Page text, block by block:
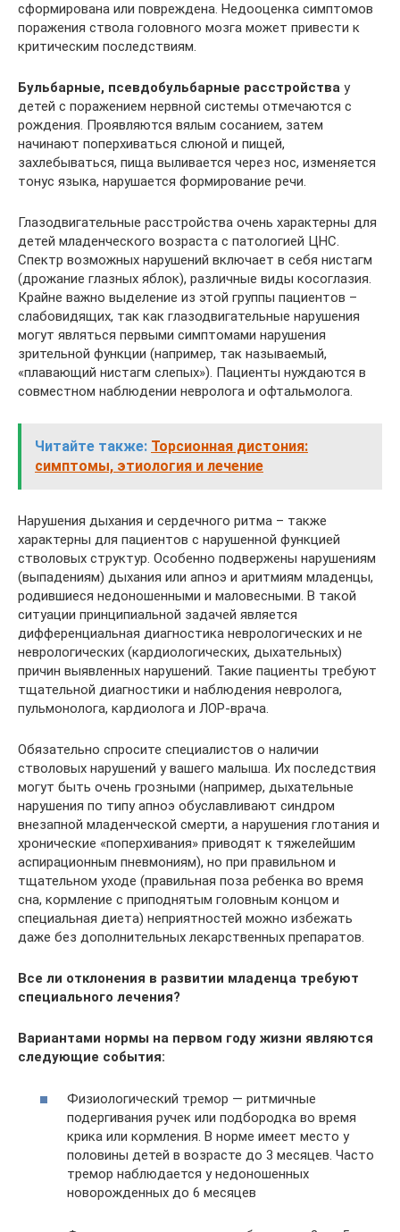
сформирована или повреждена. Недооценка симптомов
поражения ствола головного мозга может привести к
критическим последствиям.
Бульбарные, псевдобульбарные расстройства у
детей с поражением нервной системы отмечаются с
рождения. Проявляются вялым сосанием, затем
начинают поперхиваться слюной и пищей,
захлебываться, пища выливается через нос, изменяется
тонус языка, нарушается формирование речи.
Глазодвигательные расстройства очень характерны для
детей младенческого возраста с патологией ЦНС.
Спектр возможных нарушений включает в себя нистагм
(дрожание глазных яблок), различные виды косоглазия.
Крайне важно выделение из этой группы пациентов –
слабовидящих, так как глазодвигательные нарушения
могут являться первыми симптомами нарушения
зрительной функции (например, так называемый,
«плавающий нистагм слепых»). Пациенты нуждаются в
совместном наблюдении невролога и офтальмолога.
Читайте также: Торсионная дистония:
симптомы, этиология и лечение
Нарушения дыхания и сердечного ритма – также
характерны для пациентов с нарушенной функцией
стволовых структур. Особенно подвержены нарушениям
(выпадениям) дыхания или апноэ и аритмиям младенцы,
родившиеся недоношенными и маловесными. В такой
ситуации принципиальной задачей является
дифференциальная диагностика неврологических и не
неврологических (кардиологических, дыхательных)
причин выявленных нарушений. Такие пациенты требуют
тщательной диагностики и наблюдения невролога,
пульмонолога, кардиолога и ЛОР-врача.
Обязательно спросите специалистов о наличии
стволовых нарушений у вашего малыша. Их последствия
могут быть очень грозными (например, дыхательные
нарушения по типу апноэ обуславливают синдром
внезапной младенческой смерти, а нарушения глотания и
хронические «поперхивания» приводят к тяжелейшим
аспирационным пневмониям), но при правильном и
тщательном уходе (правильная поза ребенка во время
сна, кормление с приподнятым головным концом и
специальная диета) неприятностей можно избежать
даже без дополнительных лекарственных препаратов.
Все ли отклонения в развитии младенца требуют
специального лечения?
Вариантами нормы на первом году жизни являются
следующие события:
Физиологический тремор — ритмичные
подергивания ручек или подбородка во время
крика или кормления. В норме имеет место у
половины детей в возрасте до 3 месяцев. Часто
тремор наблюдается у недоношенных
новорожденных до 6 месяцев